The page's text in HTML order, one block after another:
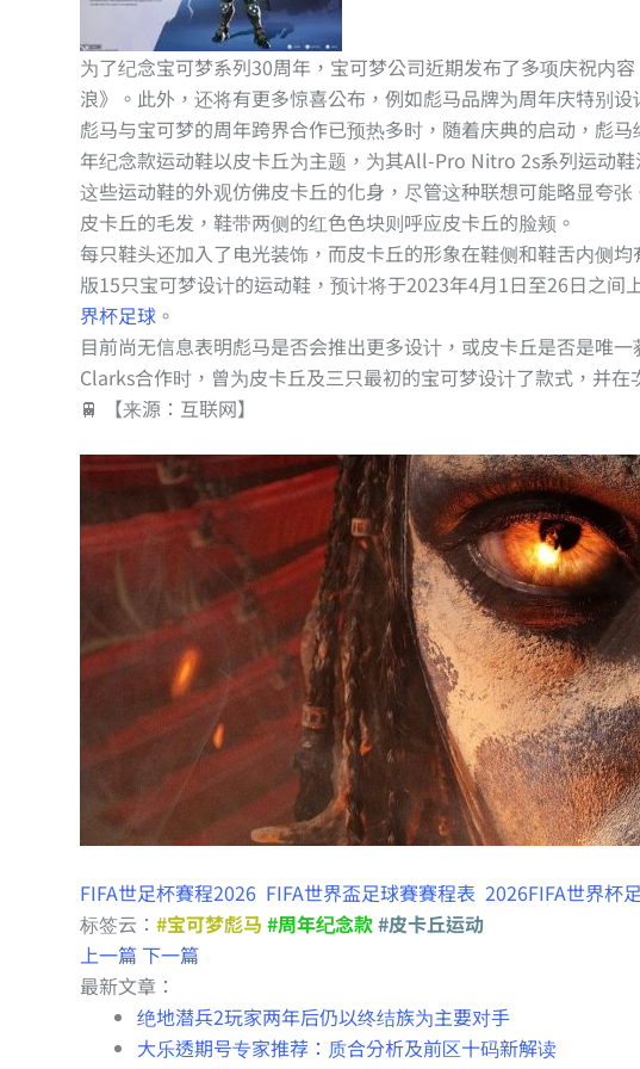
为了纪念宝可梦系列30周年，宝可梦公司近期发布了多项庆祝内
浪》。此外，还将有更多惊喜公布，例如彪马品牌为周年庆特别设
彪马与宝可梦的周年跨界合作已预热多时，随着庆典的启动，彪
年纪念款运动鞋以皮卡丘为主题，为其All-Pro Nitro 2s系列运动鞋
这些运动鞋的外观仿佛皮卡丘的化身，尽管这种联想可能略显夸
皮卡丘的毛发，鞋带两侧的红色色块则呼应皮卡丘的脸颊。
每只鞋头还加入了电光装饰，而皮卡丘的形象在鞋侧和鞋舌内侧
版15只宝可梦设计的运动鞋，预计将于2023年4月1日至26日之间
界杯足球 。
目前尚无信息表明彪马是否会推出更多设计，或皮卡丘是否是唯
Clarks合作时，曾为皮卡丘及三只最初的宝可梦设计了款式，并在
🚆 【来源：互联网】
FIFA世足杯賽程2026 FIFA世界盃足球賽賽程表 2026FIFA世界杯
标签云：#宝可梦彪马 #周年纪念款#皮卡丘运动
上一篇 下一篇
最新文章：
绝地潜兵2玩家两年后仍以终结族为主要对手
大乐透期号专家推荐：质合分析及前区十码新解读